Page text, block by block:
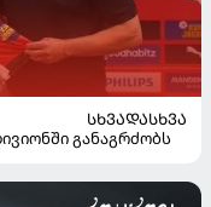
ᲡᲮᲕᲐᲓᲐᲡᲮᲕᲐ
განაგრძობს